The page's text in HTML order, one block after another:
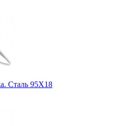
Сталь 95Х18